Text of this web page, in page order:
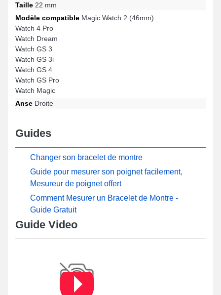
Taille 22 mm
Modèle compatible Magic Watch 2 (46mm)
Watch 4 Pro
Watch Dream
Watch GS 3
Watch GS 3i
Watch GS 4
Watch GS Pro
Watch Magic
Anse Droite
Guides
Changer son bracelet de montre
Guide pour mesurer son poignet facilement,
Mesureur de poignet offert
Comment Mesurer un Bracelet de Montre -
Guide Gratuit
Guide Video